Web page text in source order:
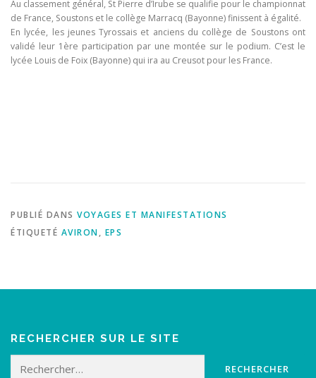
Au classement général, St Pierre d’Irube se qualifie pour le championnat
de France, Soustons et le collège Marracq (Bayonne) finissent à égalité.
En lycée, les jeunes Tyrossais et anciens du collège de Soustons ont
validé leur 1ère participation par une montée sur le podium. C’est le
lycée Louis de Foix (Bayonne) qui ira au Creusot pour les France.
PUBLIÉ DANS VOYAGES ET MANIFESTATIONS
ÉTIQUETÉ AVIRON, EPS
RECHERCHER SUR LE SITE
Rechercher :